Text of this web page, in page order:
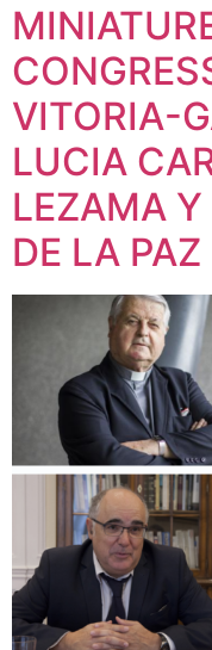
VITORIA-
LUCIA
LEZAMA
DE LA PAZ